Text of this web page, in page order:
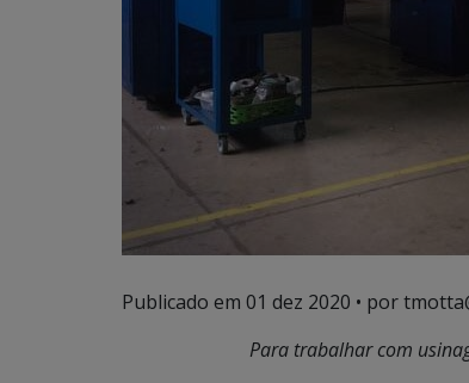
Publicado em 01 dez 2020 • por
Para trabalhar com